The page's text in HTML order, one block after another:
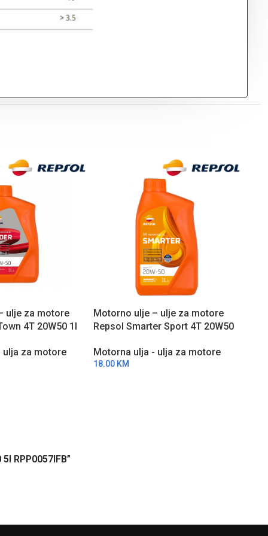
ulje za motore
4T 20W50 1l
ulja za motore
Motorno ulje – ulje za motore
Repsol Smarter Sport 4T 20W50
Motorna ulja - ulja za motore
18.00 KM
RPP0057IFB”